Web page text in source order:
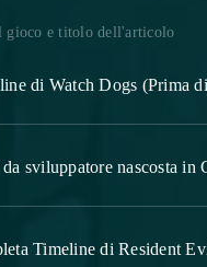
gioco e titolo dell'articolo
di Watch Dogs (Prima
sviluppatore nascosta in
Timeline di Resident